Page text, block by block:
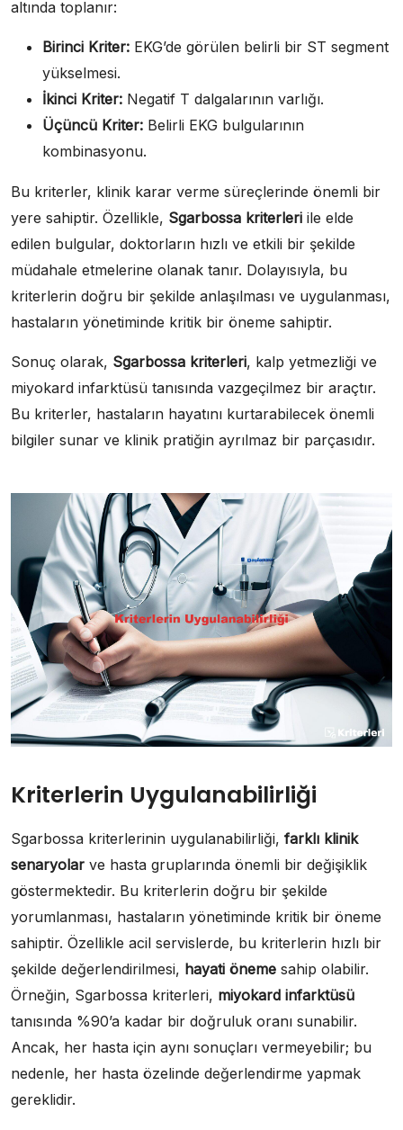
altında toplanır:
Birinci Kriter: EKG’de görülen belirli bir ST segment
yükselmesi.
İkinci Kriter: Negatif T dalgalarının varlığı.
Üçüncü Kriter: Belirli EKG bulgularının
kombinasyonu.
Bu kriterler, klinik karar verme süreçlerinde önemli bir
yere sahiptir. Özellikle, Sgarbossa kriterleri ile elde
edilen bulgular, doktorların hızlı ve etkili bir şekilde
müdahale etmelerine olanak tanır. Dolayısıyla, bu
kriterlerin doğru bir şekilde anlaşılması ve uygulanması,
hastaların yönetiminde kritik bir öneme sahiptir.
Sonuç olarak, Sgarbossa kriterleri, kalp yetmezliği ve
miyokard infarktüsü tanısında vazgeçilmez bir araçtır.
Bu kriterler, hastaların hayatını kurtarabilecek önemli
bilgiler sunar ve klinik pratiğin ayrılmaz bir parçasıdır.
Kriterlerin Uygulanabilirliği
Sgarbossa kriterlerinin uygulanabilirliği, farklı klinik
senaryolar ve hasta gruplarında önemli bir değişiklik
göstermektedir. Bu kriterlerin doğru bir şekilde
yorumlanması, hastaların yönetiminde kritik bir öneme
sahiptir. Özellikle acil servislerde, bu kriterlerin hızlı bir
şekilde değerlendirilmesi, hayati öneme sahip olabilir.
Örneğin, Sgarbossa kriterleri, miyokard infarktüsü
tanısında %90’a kadar bir doğruluk oranı sunabilir.
Ancak, her hasta için aynı sonuçları vermeyebilir; bu
nedenle, her hasta özelinde değerlendirme yapmak
gereklidir.